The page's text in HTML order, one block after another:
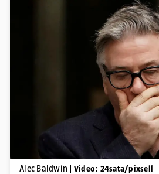
Pokretanje videa...
Alec Baldwin | Video: 24sata/pixsell